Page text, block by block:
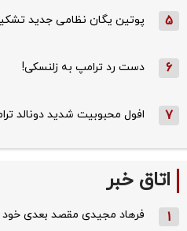
5 پوتین یگان نظامی جدید
6 دست رد ترامپ به زلنسکی!
7 افول محبوبیت شدید دونالد
اتاق خبر
1 فرهاد مجیدی مقصد بعدی